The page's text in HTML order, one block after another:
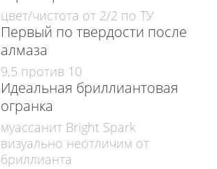
цвет/чистота от 2/2 по ТУ
Первый по твердости после
алмаза
9,5 против 10
Идеальная бриллиантовая
огранка
муассанит Bright Spark
визуально неотличим от
бриллианта